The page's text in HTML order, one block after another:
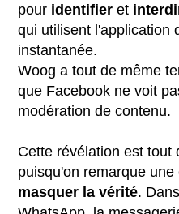
pour identifier et
qui utilisent l'application
instantanée.
Woog a tout de même
que Facebook ne voit
modération de contenu.
Cette révélation est tout
puisqu'on remarque
masquer la vérité.